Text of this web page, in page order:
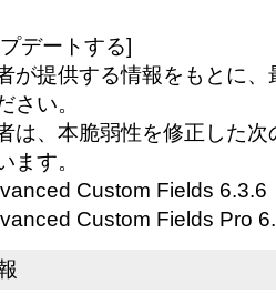
デートする]
が提供する情報をもとに
さい。
は、本脆弱性を修正した
ます。
Custom Fields 6.3.6
Custom Fields Pro